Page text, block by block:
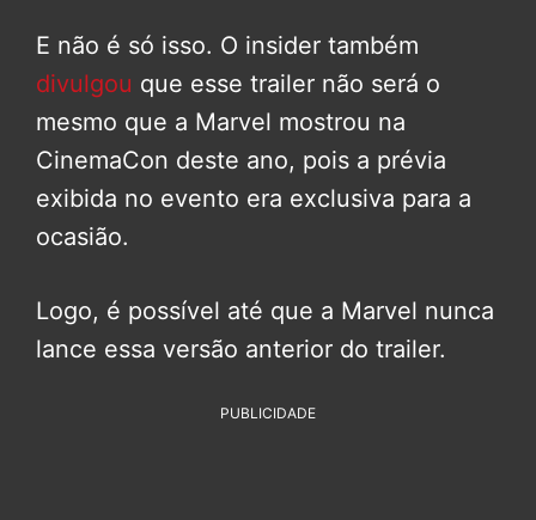
E não é só isso. O insider também
divulgou que esse trailer não será o
mesmo que a Marvel mostrou na
CinemaCon deste ano, pois a prévia
exibida no evento era exclusiva para a
ocasião.
Logo, é possível até que a Marvel nunca
lance essa versão anterior do trailer.
PUBLICIDADE